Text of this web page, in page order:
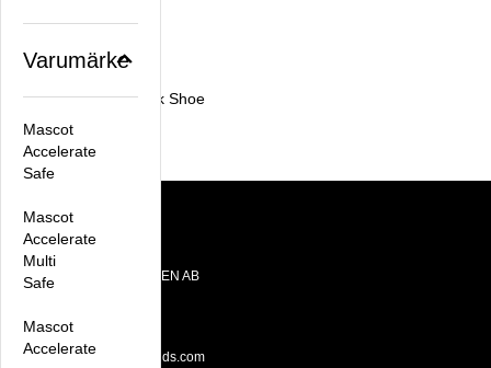
Varumärke
Mascot
Accelerate
Safe
Mascot
Accelerate
Multi
Safe
Mascot
Accelerate
Reebok Athletic Work Shoe
2 248,75 kr
Kontakt
OTE BRANDS SWEDEN AB
Email:hello@otebrands.com